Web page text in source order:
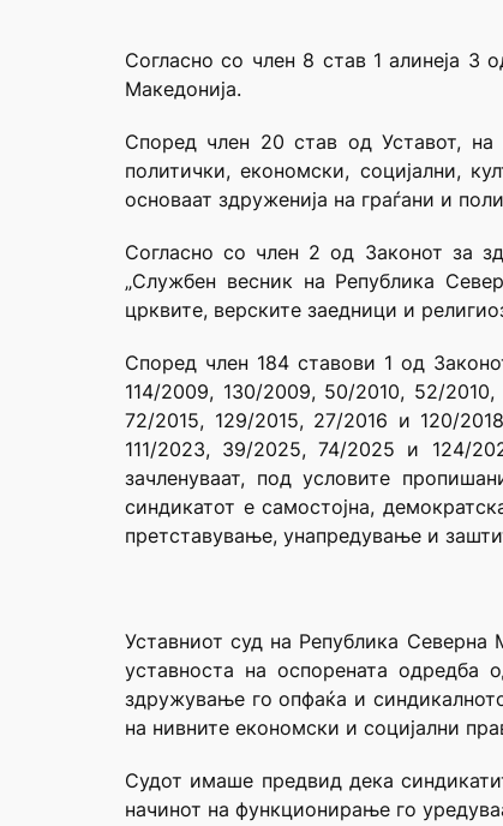
Согласно со член 8 став 1 алинеја 3
Македонија.
Според член 20 став од Уставот,
политички, економски, социјални,
основаат здруженија на граѓани и
Согласно со член 2 од Законот за
„Службен весник на Република
црквите, верските заедници и
Според член 184 ставови 1 од
114/2009, 130/2009, 50/2010, 52/2010,
72/2015, 129/2015, 27/2016 и 120/
111/2023, 39/2025, 74/2025 и 124/
зачленуваат, под условите
синдикатот е самостојна,
претставување, унапредување и
Уставниот суд на Република Северна
уставноста на оспорената
здружување го опфаќа и
на нивните економски и социјални
Судот имаше предвид дека
начинот на функционирање го